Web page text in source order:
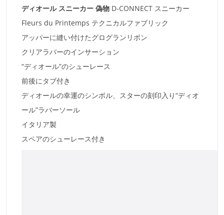
ディオール スニーカー 偽物 D-CONNECT スニーカー
Fleurs du Printemps テクニカルファブリック
アッパーに縫い付けたグログランリボン
クリアラバーのインサーション
“ディオール”のシューレース
前後にタブ付き
ディオールの幸運のシンボル、スターの刻印入り“ディオ
ール”ラバーソール
イタリア製
スペアのシューレース付き